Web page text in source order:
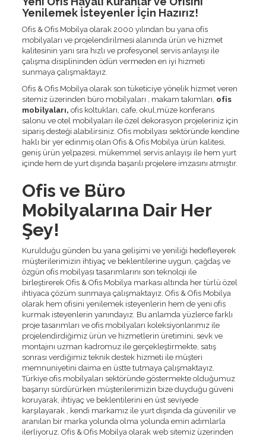
Yenilemek İsteyenler İçin Hazırız!
Ofis & Ofis Mobilya olarak 2000 yılından bu yana ofis
mobilyaları ve projelendirilmesi alanında ürün ve hizmet
kalitesinin yanı sıra hızlı ve profesyonel servis anlayışı ile
çalışma disiplininden ödün vermeden en iyi hizmeti
sunmaya çalışmaktayız.
Ofis & Ofis Mobilya olarak son tüketiciye yönelik hizmet veren
sitemiz üzerinden büro mobilyaları , makam takımları, ofis
mobilyaları, ofis koltukları, cafe, okul,müze konferans
salonu ve otel mobilyaları ile özel dekorasyon projeleriniz için
sipariş desteği alabilirsiniz. Ofis mobilyası sektöründe kendine
haklı bir yer edinmiş olan Ofis & Ofis Mobilya ürün kalitesi,
geniş ürün yelpazesi, mükemmel servis anlayışı ile hem yurt
içinde hem de yurt dışında başarılı projelere imzasını atmıştır.
Ofis ve Büro
Mobilyalarına Dair Her
Şey!
Kurulduğu günden bu yana gelişimi ve yeniliği hedefleyerek
müşterilerimizin ihtiyaç ve beklentilerine uygun, çağdaş ve
özgün ofis mobilyası tasarımlarını son teknoloji ile
birleştirerek Ofis & Ofis Mobilya markası altında her türlü özel
ihtiyaca çözüm sunmaya çalışmaktayız. Ofis & Ofis Mobilya
olarak hem ofisini yenilemek isteyenlerin hem de yeni ofis
kurmak isteyenlerin yanındayız. Bu anlamda yüzlerce farklı
proje tasarımları ve ofis mobilyaları koleksiyonlarımız ile
projelendirdiğimiz ürün ve hizmetlerin üretimini, sevk ve
montajını uzman kadromuz ile gerçekleştirmekte, satış
sonrası verdiğimiz teknik destek hizmeti ile müşteri
memnuniyetini daima en üstte tutmaya çalışmaktayız.
Türkiye ofis mobilyaları sektöründe göstermekte olduğumuz
başarıyı sürdürürken müşterilerimizin bize duyduğu güveni
koruyarak, ihtiyaç ve beklentilerini en üst seviyede
karşılayarak , kendi markamız ile yurt dışında da güvenilir ve
aranılan bir marka yolunda olma yolunda emin adımlarla
ilerliyoruz. Ofis & Ofis Mobilya olarak web sitemiz üzerinden